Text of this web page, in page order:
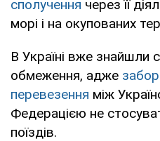
сполучення через її
морі і на окупованих
В Україні вже знайшли
обмеження, адже
перевезення між
Федерацією не
поїздів.